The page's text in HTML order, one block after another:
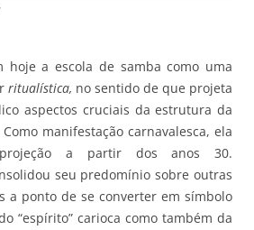
hoje a escola de samba como uma
ritualística, no sentido de que projeta
aspectos cruciais da estrutura da
manifestação carnavalesca, ela
a partir dos anos 30.
seu predomínio sobre outras
a ponto de se converter em símbolo
“espírito” carioca como também da